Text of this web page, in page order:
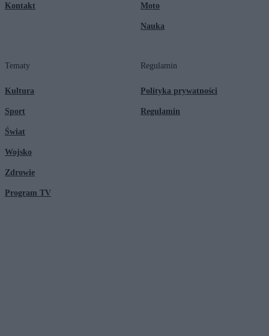
Kontakt Moto
Nauka
Tematy
Kultura
Sport
Świat
Wojsko
Zdrowie
Program TV
Regulamin
Polityka prywatności
Regulamin